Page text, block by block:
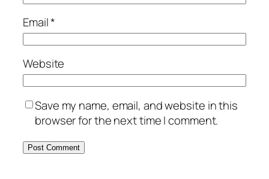
Email*
Website
Save my name, email, and website in this
browser for the next time I comment.